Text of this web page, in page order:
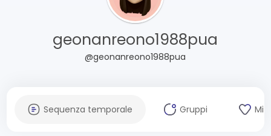
geonanreono1988pua
@geonanreono1988pua
Sequenza temporale Gruppi Mi